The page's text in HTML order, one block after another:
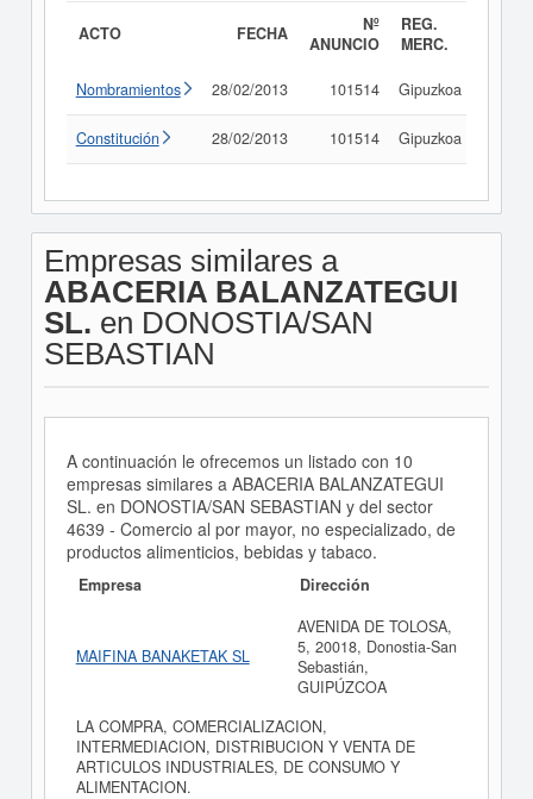
ACTO FECHA
Nº
ANUNCIO
REG.
MERC.
Nombramientos 28/02/2013 101514 Gipuzkoa
Constitución 28/02/2013 101514 Gipuzkoa
Empresas similares a
ABACERIA BALANZATEGUI
SL. en DONOSTIA/SAN
SEBASTIAN
A continuación le ofrecemos un listado con 10
empresas similares a ABACERIA BALANZATEGUI
SL. en DONOSTIA/SAN SEBASTIAN y del sector
4639 - Comercio al por mayor, no especializado, de
productos alimenticios, bebidas y tabaco.
Empresa Dirección
MAIFINA BANAKETAK SL
AVENIDA DE TOLOSA,
5, 20018, Donostia-San
Sebastián,
GUIPÚZCOA
LA COMPRA, COMERCIALIZACION,
INTERMEDIACION, DISTRIBUCION Y VENTA DE
ARTICULOS INDUSTRIALES, DE CONSUMO Y
ALIMENTACION.